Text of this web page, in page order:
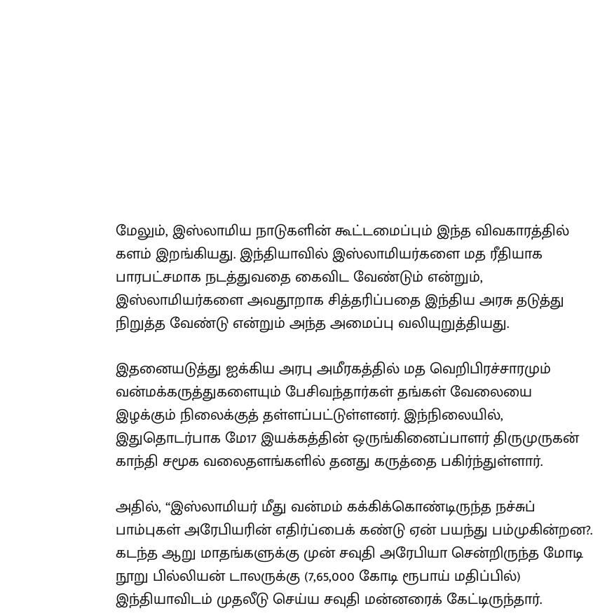
மேலும், இஸ்லாமிய நாடுகளின் கூட்டமைப்பும் இந்த விவகாரத்தில்
களம் இறங்கியது. இந்தியாவில் இஸ்லாமியர்களை மத ரீதியாக
பாரபட்சமாக நடத்துவதை கைவிட வேண்டும் என்றும்,
இஸ்லாமியர்களை அவதூறாக சித்தரிப்பதை இந்திய அரசு தடுத்து
நிறுத்த வேண்டு என்றும் அந்த அமைப்பு வலியுறுத்தியது.
இதனையடுத்து ஐக்கிய அரபு அமீரகத்தில் மத வெறிபிரச்சாரமும்
வன்மக்கருத்துகளையும் பேசிவந்தார்கள் தங்கள் வேலையை
இழக்கும் நிலைக்குத் தள்ளப்பட்டுள்ளனர். இந்நிலையில்,
இதுதொடர்பாக மே17 இயக்கத்தின் ஒருங்கினைப்பாளர் திருமுருகன்
காந்தி சமூக வலைதளங்களில் தனது கருத்தை பகிர்ந்துள்ளார்.
அதில், “இஸ்லாமியர் மீது வன்மம் கக்கிக்கொண்டிருந்த நச்சுப்
பாம்புகள் அரேபியரின் எதிர்ப்பைக் கண்டு ஏன் பயந்து பம்முகின்றன?.
கடந்த ஆறு மாதங்களுக்கு முன் சவுதி அரேபியா சென்றிருந்த மோடி
நூறு பில்லியன் டாலருக்கு (7,65,000 கோடி ரூபாய் மதிப்பில்)
இந்தியாவிடம் முதலீடு செய்ய சவுதி மன்னரைக் கேட்டிருந்தார்.